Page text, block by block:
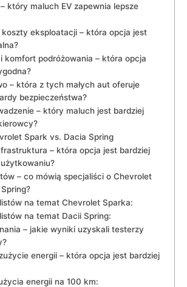
który‌ maluch EV zapewnia lepsze
koszty eksploatacji⁢ –⁣ która ‍opcja jest⁤
⁢komfort podróżowania – która opcja‌
– która z tych małych ‍aut⁣ oferuje
bezpieczeństwa?
– który maluch jest ‍bardziej
Spark ‌vs. Dacia Spring
– która opcja​ jest ⁢bardziej
– co mówią specjaliści o ⁢Chevrolet
na temat‍ Chevrolet Sparka:
na temat ‌Dacii Spring:
–​ jakie wyniki uzyskali‍ testerzy
energii ‌– która opcja jest bardziej
⁤energii na⁣ 100 km: